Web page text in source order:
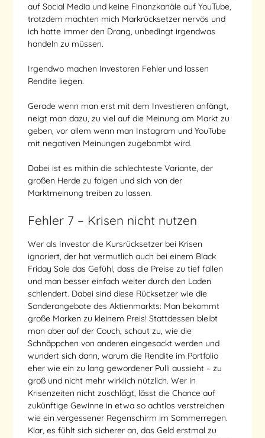
auf Social Media und keine Finanzkanäle auf YouTube,
trotzdem machten mich Markrücksetzer nervös und
ich hatte immer den Drang, unbedingt irgendwas
handeln zu müssen.
Irgendwo machen Investoren Fehler und lassen
Rendite liegen.
Gerade wenn man erst mit dem Investieren anfängt,
neigt man dazu, zu viel auf die Meinung am Markt zu
geben, vor allem wenn man Instagram und YouTube
mit negativen Meinungen zugebombt wird.
Dabei ist es mithin die schlechteste Variante, der
großen Herde zu folgen und sich von der
Marktmeinung treiben zu lassen.
Fehler 7 – Krisen nicht nutzen
Wer als Investor die Kursrücksetzer bei Krisen
ignoriert, der hat vermutlich auch bei einem Black
Friday Sale das Gefühl, dass die Preise zu tief fallen
und man besser einfach weiter durch den Laden
schlendert. Dabei sind diese Rücksetzer wie die
Sonderangebote des Aktienmarkts: Man bekommt
große Marken zu kleinem Preis! Stattdessen bleibt
man aber auf der Couch, schaut zu, wie die
Schnäppchen von anderen eingesackt werden und
wundert sich dann, warum die Rendite im Portfolio
eher wie ein zu lang gewordener Pulli aussieht – zu
groß und nicht mehr wirklich nützlich. Wer in
Krisenzeiten nicht zuschlägt, lässt die Chance auf
zukünftige Gewinne in etwa so achtlos verstreichen
wie ein vergessener Regenschirm im Sommerregen.
Klar, es fühlt sich sicherer an, das Geld erstmal zu